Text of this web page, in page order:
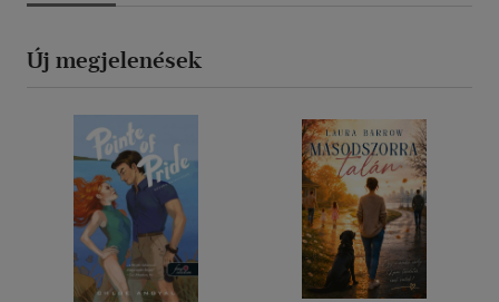
Új megjelenések